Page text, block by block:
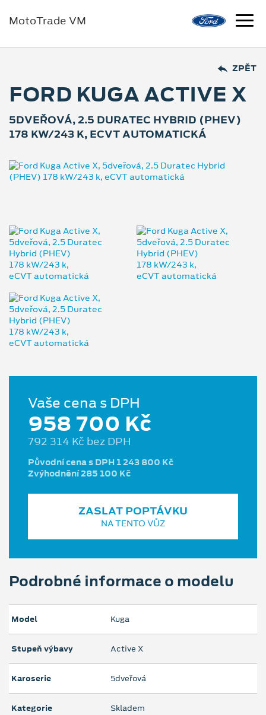
MotoTrade VM
ZPĚT
FORD KUGA ACTIVE X
5DVEŘOVÁ, 2.5 DURATEC HYBRID (PHEV)
178 KW/243 K, ECVT AUTOMATICKÁ
Vaše cena s DPH
958 700 Kč
792 314 Kč bez DPH
Původní cena s DPH 1 243 800 Kč
Zvýhodnění 285 100 Kč
ZASLAT POPTÁVKU
NA TENTO VŮZ
Podrobné informace o modelu
Model Kuga
Stupeň výbavy Active X
Karoserie 5dveřová
Kategorie Skladem